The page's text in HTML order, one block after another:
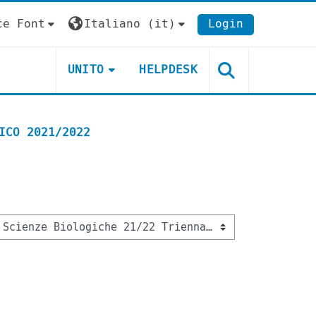
Font
Italiano ‎(it)‎ Login
UNITO HELPDESK
2021/2022